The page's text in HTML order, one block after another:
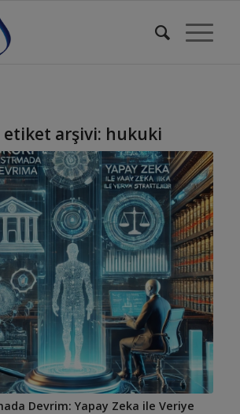
arşivi: hukuki
Devrim: Yapay Zeka ile Veriye